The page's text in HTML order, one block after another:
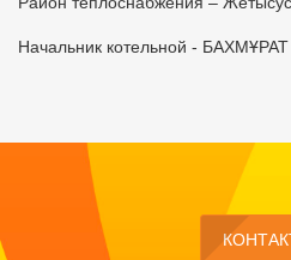
Начальник котельной -